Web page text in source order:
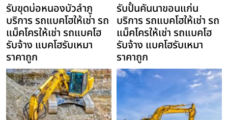
รับขุดบ่อหนองบัวลำภู
บริการ รถแบคโฮให้เช่า รถ
แม็คโครให้เช่า รถแบคโฮ
รับจ้าง แบคโฮรับเหมา
ราคาถูก
รับปั้นคันนาขอนแก่น
บริการ รถแบคโฮให้เช่า รถ
แม็คโครให้เช่า รถแบคโฮ
รับจ้าง แบคโฮรับเหมา
ราคาถูก